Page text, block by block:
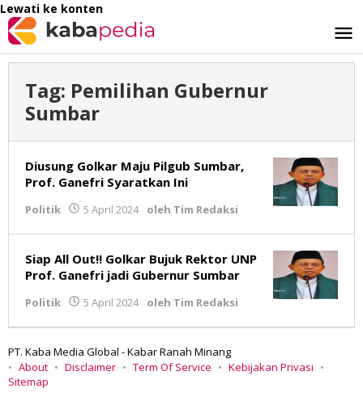
Lewati ke konten
Tag: Pemilihan Gubernur
Sumbar
Diusung Golkar Maju Pilgub Sumbar,
Prof. Ganefri Syaratkan Ini
Politik 5 April 2024 oleh Tim Redaksi
Siap All Out!! Golkar Bujuk Rektor UNP
Prof. Ganefri jadi Gubernur Sumbar
Politik 5 April 2024 oleh Tim Redaksi
PT. Kaba Media Global - Kabar Ranah Minang
About
Disclaimer Term Of Service
Kebijakan Privasi
Sitemap